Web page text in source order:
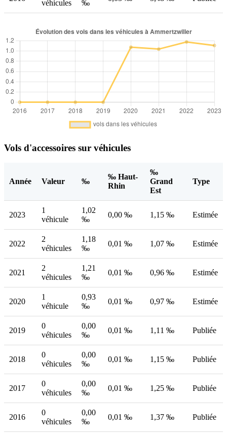
véhicules
‰
Vols d'accessoires sur véhicules
Année Valeur ‰
‰ Haut-
Rhin
‰
Grand
Est
Type
2023
1
véhicule
1,02
‰
0,00 ‰ 1,15 ‰ Estimée
2022
2
véhicules
1,18
‰
0,01 ‰ 1,07 ‰ Estimée
2021
2
véhicules
1,21
‰
0,01 ‰ 0,96 ‰ Estimée
2020
1
véhicule
0,93
‰
0,01 ‰ 0,97 ‰ Estimée
2019
0
véhicules
0,00
‰
0,01 ‰ 1,11 ‰ Publiée
2018
0
véhicules
0,00
‰
0,01 ‰ 1,15 ‰ Publiée
2017
0
véhicules
0,00
‰
0,01 ‰ 1,25 ‰ Publiée
2016
0
véhicules
0,00
‰
0,01 ‰ 1,37 ‰ Publiée